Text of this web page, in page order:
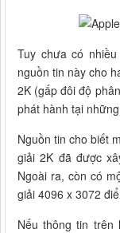
Tuy chưa có
nguồn tin này cho
2K (gấp đôi độ
phát hành tại
Nguồn tin cho biết
giải 2K đã được
Ngoài ra, còn có
giải 4096 x 3072
Nếu thông tin